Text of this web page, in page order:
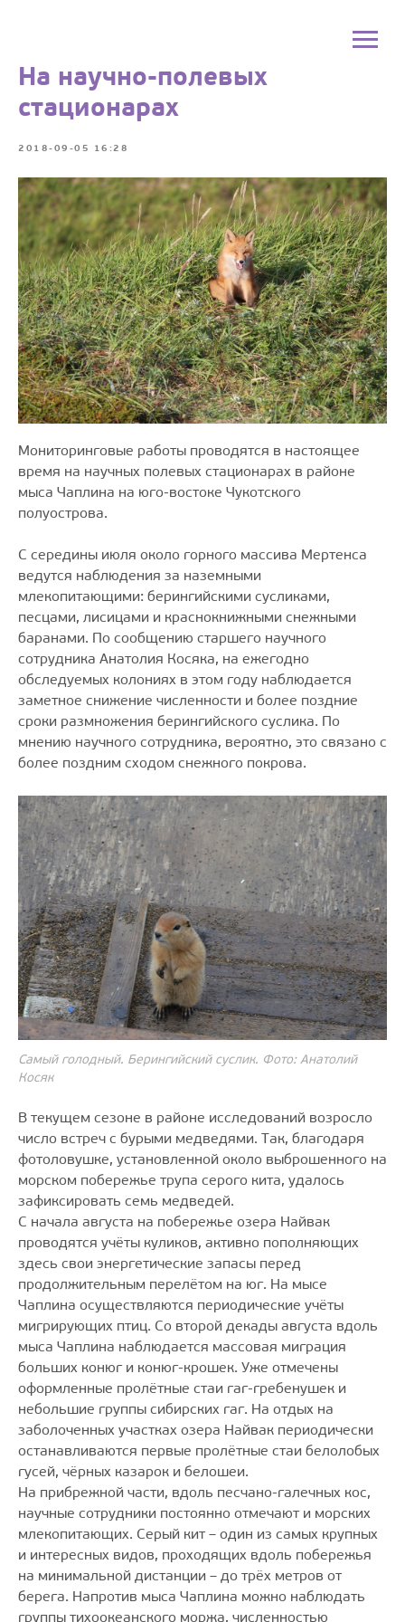
На научно-полевых
стационарах
2018-09-05 16:28
Мониторинговые работы проводятся в настоящее
время на научных полевых стационарах в районе
мыса Чаплина на юго-востоке Чукотского
полуострова.
С середины июля около горного массива Мертенса
ведутся наблюдения за наземными
млекопитающими: берингийскими сусликами,
песцами, лисицами и краснокнижными снежными
баранами. По сообщению старшего научного
сотрудника Анатолия Косяка, на ежегодно
обследуемых колониях в этом году наблюдается
заметное снижение численности и более поздние
сроки размножения берингийского суслика. По
мнению научного сотрудника, вероятно, это связано с
более поздним сходом снежного покрова.
Самый голодный. Берингийский суслик. Фото: Анатолий
Косяк
В текущем сезоне в районе исследований возросло
число встреч с бурыми медведями. Так, благодаря
фотоловушке, установленной около выброшенного на
морском побережье трупа серого кита, удалось
зафиксировать семь медведей.
С начала августа на побережье озера Найвак
проводятся учёты куликов, активно пополняющих
здесь свои энергетические запасы перед
продолжительным перелётом на юг. На мысе
Чаплина осуществляются периодические учёты
мигрирующих птиц. Со второй декады августа вдоль
мыса Чаплина наблюдается массовая миграция
больших конюг и конюг-крошек. Уже отмечены
оформленные пролётные стаи гаг-гребенушек и
небольшие группы сибирских гаг. На отдых на
заболоченных участках озера Найвак периодически
останавливаются первые пролётные стаи белолобых
гусей, чёрных казарок и белошеи.
На прибрежной части, вдоль песчано-галечных кос,
научные сотрудники постоянно отмечают и морских
млекопитающих. Серый кит – один из самых крупных
и интересных видов, проходящих вдоль побережья
на минимальной дистанции – до трёх метров от
берега. Напротив мыса Чаплина можно наблюдать
группы тихоокеанского моржа, численностью